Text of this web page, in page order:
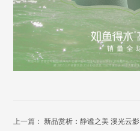
上一篇： 新品赏析：静谧之美 溪光云影